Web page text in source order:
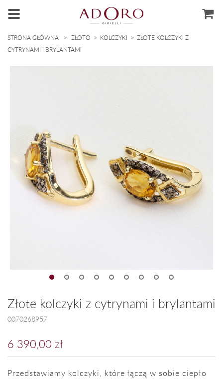
STRONA GŁÓWNA > ZŁOTO > KOLCZYKI > ZŁOTE KOLCZYKI Z
CYTRYNAMI I BRYLANTAMI
Złote kolczyki z cytrynami i brylantami
0070268957
6 390,00 zł
Przedstawiamy kolczyki, które łączą w sobie ciepło